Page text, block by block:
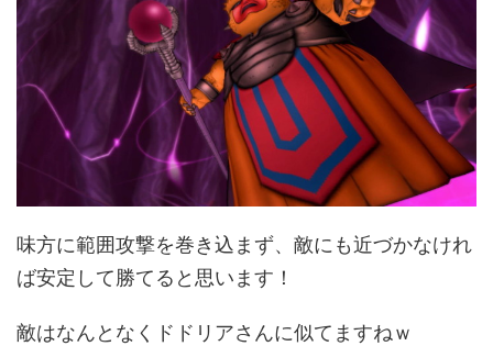
味方に範囲攻撃を巻き込まず、敵にも近づかなけれ
ば安定して勝てると思います！
敵はなんとなくドドリアさんに似てますねｗ